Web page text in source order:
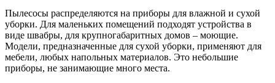
Пылесосы распределяются на приборы для влажной и сухой
уборки. Для маленьких помещений подходят устройства в
виде швабры, для крупногабаритных домов – моющие.
Модели, предназначенные для сухой уборки, применяют для
мебели, любых напольных материалов. Это небольшие
приборы, не занимающие много места.